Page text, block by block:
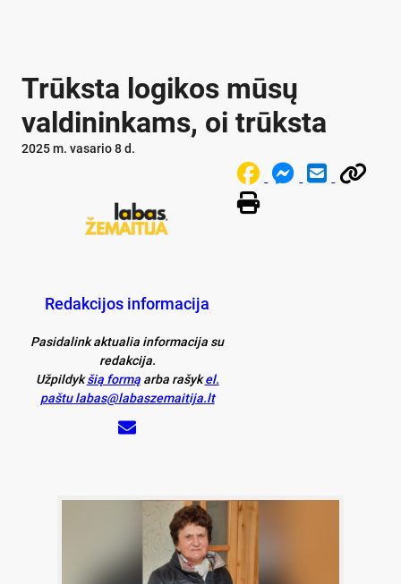
Trūksta logikos mūsų
valdininkams, oi trūksta
2025 m. vasario 8 d.
Redakcijos informacija
Pasidalink aktualia informacija su
redakcija.
Užpildykšią formąarba rašykel.
paštu labas@labaszemaitija.lt